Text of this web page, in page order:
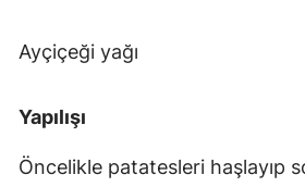
Ayçiçeği yağı
Yapılışı
Öncelikle patatesleri haşlayıp